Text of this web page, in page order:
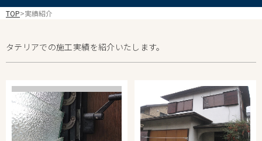
Works
お知らせ
Information
会社案内
Company
TOP>実績紹介
タテリアでの施工実績を紹介いたします。